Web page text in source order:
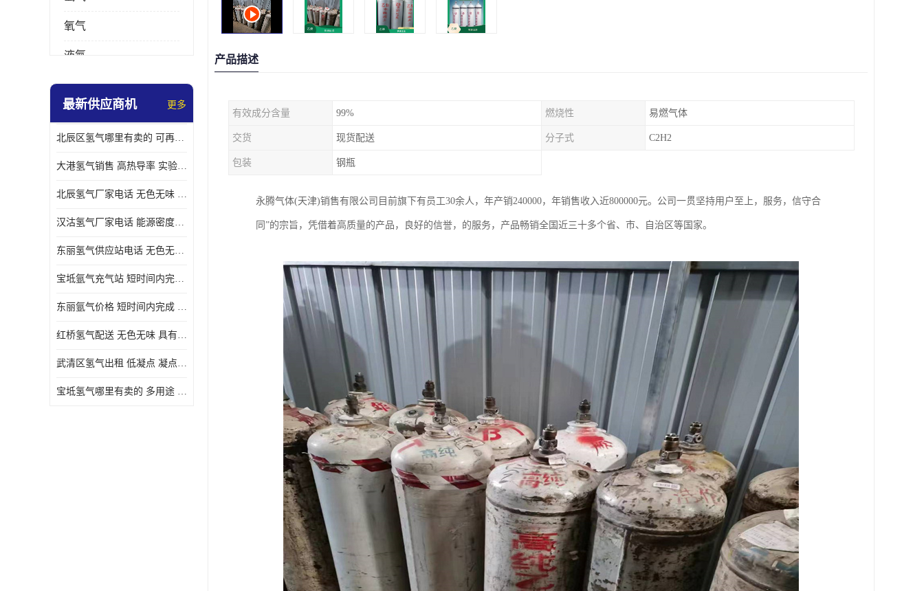
氧气
液氮
乙炔
最新供应商机 更多
北辰区氢气哪里有卖的 可再生 实验室应用
大港氢气销售 高热导率 实验室应用
北辰氢气厂家电话 无色无味 凝点为-259
汉沽氢气厂家电话 能源密度高 储存和传输便利
东丽氢气供应站电话 无色无味 储存和传输便利
宝坻氩气充气站 短时间内完成 人员经过培训
东丽氩气价格 短时间内完成 物流管理优良
红桥氢气配送 无色无味 具有较低的密度
武清区氢气出租 低凝点 凝点为-259
宝坻氢气哪里有卖的 多用途 可以在空气中上升
产品描述
有效成分含量 99% 燃烧性 易燃气体
交货 现货配送 分子式 C2H2
包装 钢瓶
永腾气体(天津)销售有限公司目前旗下有员工30余人，年产销240000，年销售收入近800000元。公司一贯坚持用户至上，服务，信守合
同”的宗旨，凭借着高质量的产品，良好的信誉，的服务，产品畅销全国近三十多个省、市、自治区等国家。